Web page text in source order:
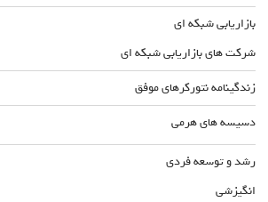
بازاریابی شبکه ای
شرکت های بازاریابی شبکه ای
زندگینامه نتورکرهای موفق
دسیسه های هرمی
رشد و توسعه فردی
انگیزشی